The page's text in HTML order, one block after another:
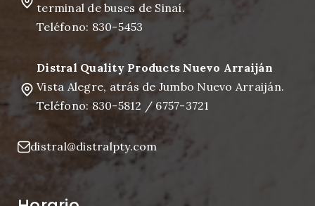
terminal de buses de Sinaí.
Teléfono: 830-5453
Distral Quality Products Nuevo Arraiján
Vista Alegre, atrás de Jumbo Nuevo Arraiján.
Teléfono: 830-5812 / 6757-3721
distral@distralpty.com